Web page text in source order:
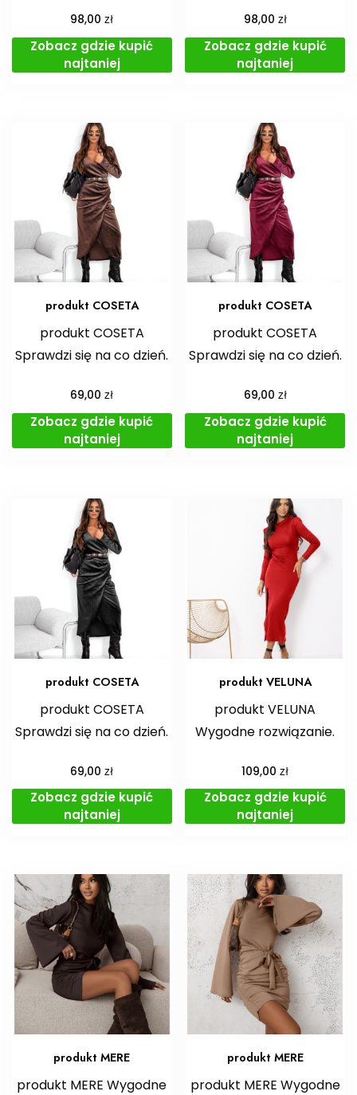
98,00zł
Zobacz gdzie kupić
najtaniej
98,00 zł
Zobacz gdzie kupić
najtaniej
produkt COSETA
produkt COSETA
Sprawdzi się na co dzień.
69,00zł
Zobacz gdzie kupić
najtaniej
produkt COSETA
produkt COSETA
Sprawdzi się na co dzień.
69,00 zł
Zobacz gdzie kupić
najtaniej
produkt COSETA
produkt COSETA
Sprawdzi się na co dzień.
69,00zł
Zobacz gdzie kupić
najtaniej
produkt VELUNA
produkt VELUNA
Wygodne rozwiązanie.
109,00zł
Zobacz gdzie kupić
najtaniej
produkt MERE
produkt MERE Wygodne
produkt MERE
produkt MERE Wygodne